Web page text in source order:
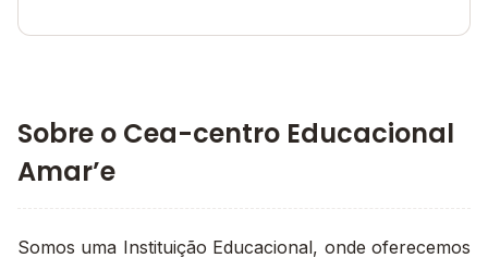
Sobre o Cea-centro Educacional
Amar’e
Somos uma Instituição Educacional, onde oferecemos